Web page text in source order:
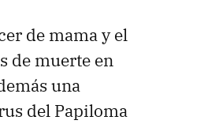
de mama y el
de muerte en
una
del Papiloma